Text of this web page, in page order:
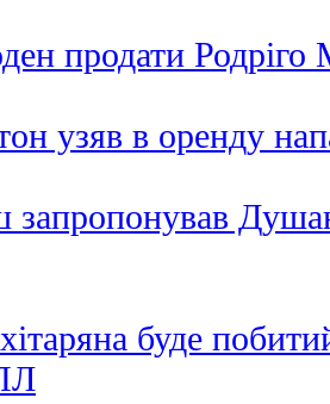
продати Родріго
узяв в оренду
буде